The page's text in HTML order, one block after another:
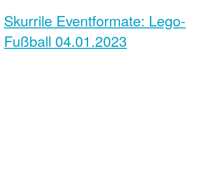
Skurrile Eventformate: Lego-
Fußball 04.01.2023